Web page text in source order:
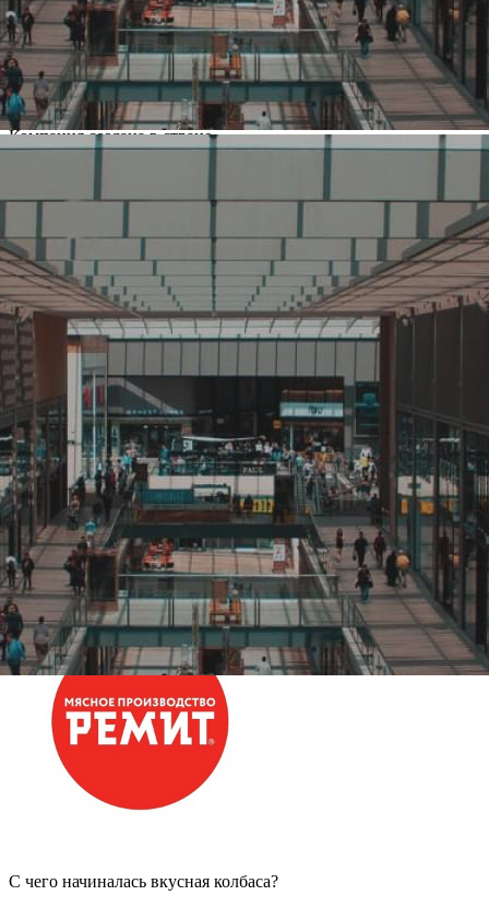
О ритейлере РЕМИТ
Название:
РЕМИТ
Компания создана в стране
Россия
Продукты питания
Средний Изменить
Компания основана
2001
Количество объектов в мире
115
Количество объектов в России
115
Представлены в регионах
Москва
Долгопрудный Домодедово,Зеленоград
Котельники,Люберцы, Мытищи Обнинск,Подольск
Рязань
Тверь ,Троицк,Щербинка
Изменить
Наличие франчайзинга
Да
О компании РЕМИТ
С чего начиналась вкусная колбаса?